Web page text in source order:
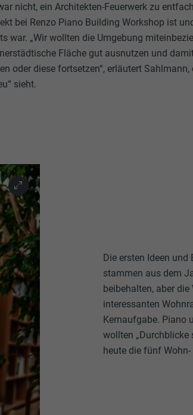
nicht, ein Architekten-Feuerwerk zu
bei Renzo Piano Building Workshop ist
war. „Wir wollten die Umgebung
Fläche gut ausnutzen und
oder diese fortsetzen“, erläutert Sahlmann,
sieht.
Die ersten Ideen
stammen aus dem
beibehalten, aber
interessanten
Kernaufgabe. Piano
wollten „Durchblicke
heute die fünf